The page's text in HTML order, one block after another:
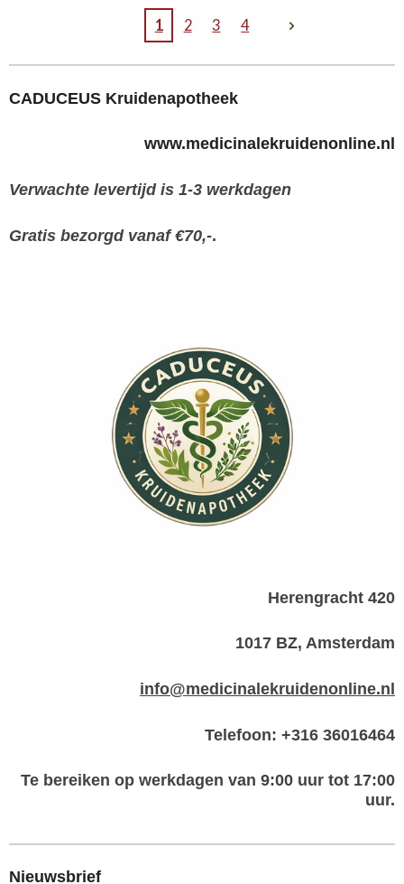
1 2 3 4
CADUCEUS Kruidenapotheek
www.medicinalekruidenonline.nl
Verwachte levertijd is 1-3 werkdagen
Gratis bezorgd vanaf €70,-.
Herengracht 420
1017 BZ, Amsterdam
info@medicinalekruidenonline.nl
Telefoon: +316 36016464
Te bereiken op werkdagen van 9:00 uur tot 17:00
uur.
Nieuwsbrief